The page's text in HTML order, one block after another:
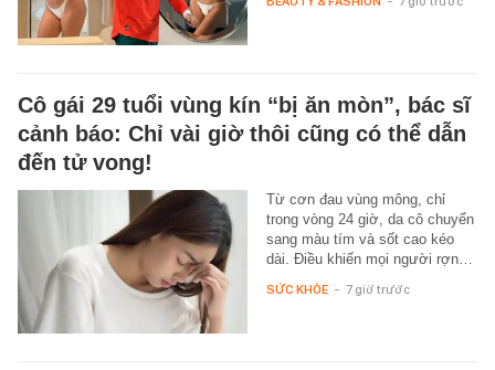
Cô gái 29 tuổi vùng kín “bị ăn mòn”, bác sĩ
cảnh báo: Chỉ vài giờ thôi cũng có thể dẫn
đến tử vong!
Từ cơn đau vùng mông, chỉ
trong vòng 24 giờ, da cô chuyển
sang màu tím và sốt cao kéo
dài. Điều khiến mọi người rợn…
SỨC KHỎE - 7 giờ trước